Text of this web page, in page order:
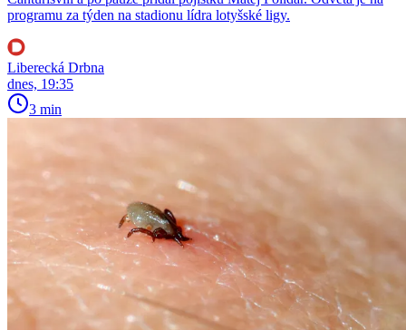
programu za týden na stadionu lídra lotyšské ligy.
Liberecká Drbna
dnes, 19:35
3 min